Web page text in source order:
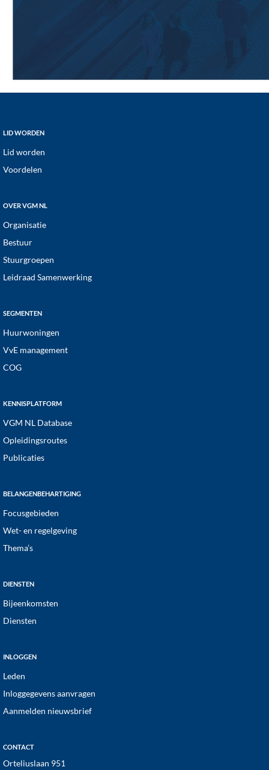
Footer
LID WORDEN
Lid worden
Voordelen
OVER VGM NL
Organisatie
Bestuur
Stuurgroepen
Leidraad Samenwerking
SEGMENTEN
Huurwoningen
VvE management
COG
KENNISPLATFORM
VGM NL Database
Opleidingsroutes
Publicaties
BELANGENBEHARTIGING
Focusgebieden
Wet- en regelgeving
Thema’s
DIENSTEN
Bijeenkomsten
Diensten
INLOGGEN
Leden
Inloggegevens aanvragen
Aanmelden nieuwsbrief
CONTACT
Orteliuslaan 951